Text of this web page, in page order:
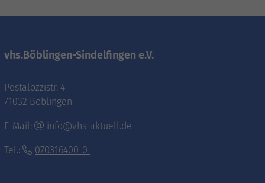
vhs.Böblingen-Sindelfingen e.V.
Pestalozzistr. 4
71032 Böblingen
E-Mail: info@vhs-aktuell.de
Tel.: 070316400-0